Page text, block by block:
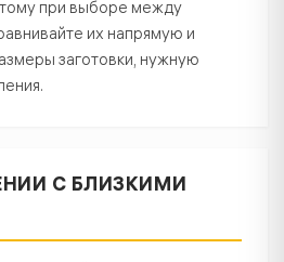
при выборе между
их напрямую и
заготовки, нужную
С БЛИЗКИМИ